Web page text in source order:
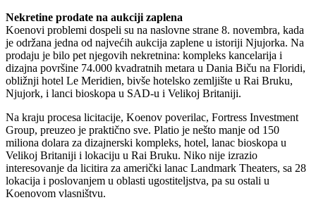
Nekretine prodate na aukciji zaplena
Koenovi problemi dospeli su na naslovne strane 8. novembra, kada
je održana jedna od najvećih aukcija zaplene u istoriji Njujorka. Na
prodaju je bilo pet njegovih nekretnina: kompleks kancelarija i
dizajna površine 74.000 kvadratnih metara u Dania Biču na Floridi,
obližnji hotel Le Meridien, bivše hotelsko zemljište u Rai Bruku,
Njujork, i lanci bioskopa u SAD-u i Velikoj Britaniji.
Na kraju procesa licitacije, Koenov poverilac, Fortress Investment
Group, preuzeo je praktično sve. Platio je nešto manje od 150
miliona dolara za dizajnerski kompleks, hotel, lanac bioskopa u
Velikoj Britaniji i lokaciju u Rai Bruku. Niko nije izrazio
interesovanje da licitira za američki lanac Landmark Theaters, sa 28
lokacija i poslovanjem u oblasti ugostiteljstva, pa su ostali u
Koenovom vlasništvu.